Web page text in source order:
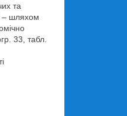
та
– шляхом
33, табл.